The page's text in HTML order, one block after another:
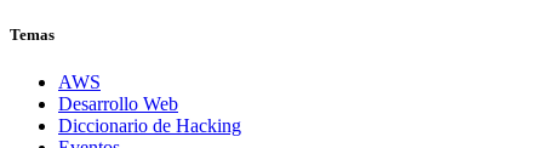
Temas
AWS
Desarrollo Web
Diccionario de Hacking